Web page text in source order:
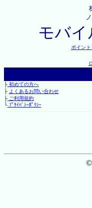
モバイ
ポイント
├初めての方へ
├ よくあるお問い合わせ
├ご利用規約
└ﾌﾟﾗｲﾊﾞｼｰﾎﾟﾘｼｰ
©